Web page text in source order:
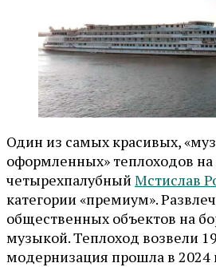
Один из самых красивых,
оформленных» теплоходов на
четырехпалубныйМстислав
категории «премиум».
общественных объектов на
музыкой. Теплоход возвели
модернизация прошла в 2024